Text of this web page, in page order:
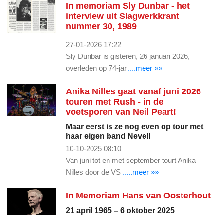
In memoriam Sly Dunbar - het
interview uit Slagwerkkrant
nummer 30, 1989
27-01-2026 17:22
Sly Dunbar is gisteren, 26 januari 2026,
overleden op 74-jar.....meer »»
Anika Nilles gaat vanaf juni 2026
touren met Rush - in de
voetsporen van Neil Peart!
Maar eerst is ze nog even op tour met
haar eigen band Nevell
10-10-2025 08:10
Van juni tot en met september tourt Anika
Nilles door de VS .....meer »»
In Memoriam Hans van Oosterhout
21 april 1965 – 6 oktober 2025